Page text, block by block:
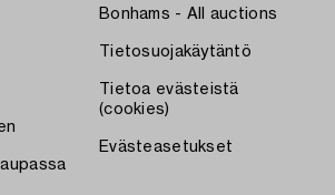
Bonhams - All auctions
Tietosuojakäytäntö
Tietoa evästeistä
(cookies)
Evästeasetukset